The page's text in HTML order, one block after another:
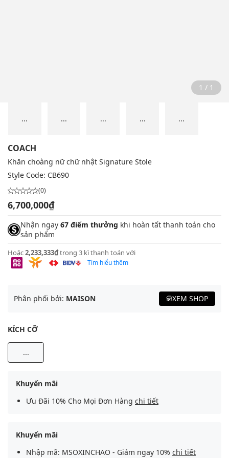
1 / 1
... ... ... ... ...
COACH
Khăn choàng nữ chữ nhật Signature Stole
Style Code: CB690
(0)
6,700,000₫
Nhận ngay 67 điểm thưởng khi hoàn tất thanh toán cho
sản phẩm
Hoặc2,233,333₫trong 3 kì thanh toán với
Tìm hiểu thêm
Phân phối bởi: MAISON XEM SHOP
KÍCH CỠ
...
Khuyến mãi
Ưu Đãi 10% Cho Mọi Đơn Hàng chi tiết
Khuyến mãi
Nhập mã: MSOXINCHAO - Giảm ngay 10% chi tiết